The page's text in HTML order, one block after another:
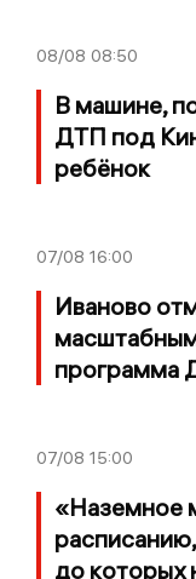
08/08 08:50
В машине,
ДТП под
ребёнок
07/08 16:00
Иваново
программа
07/08 15:00
«Наземное
до которых